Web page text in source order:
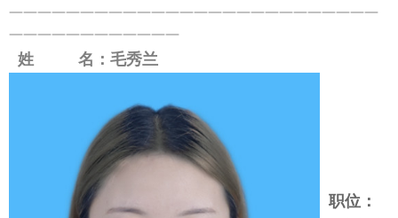
——————————————————————————
————————————
姓 名：毛秀兰
职位：